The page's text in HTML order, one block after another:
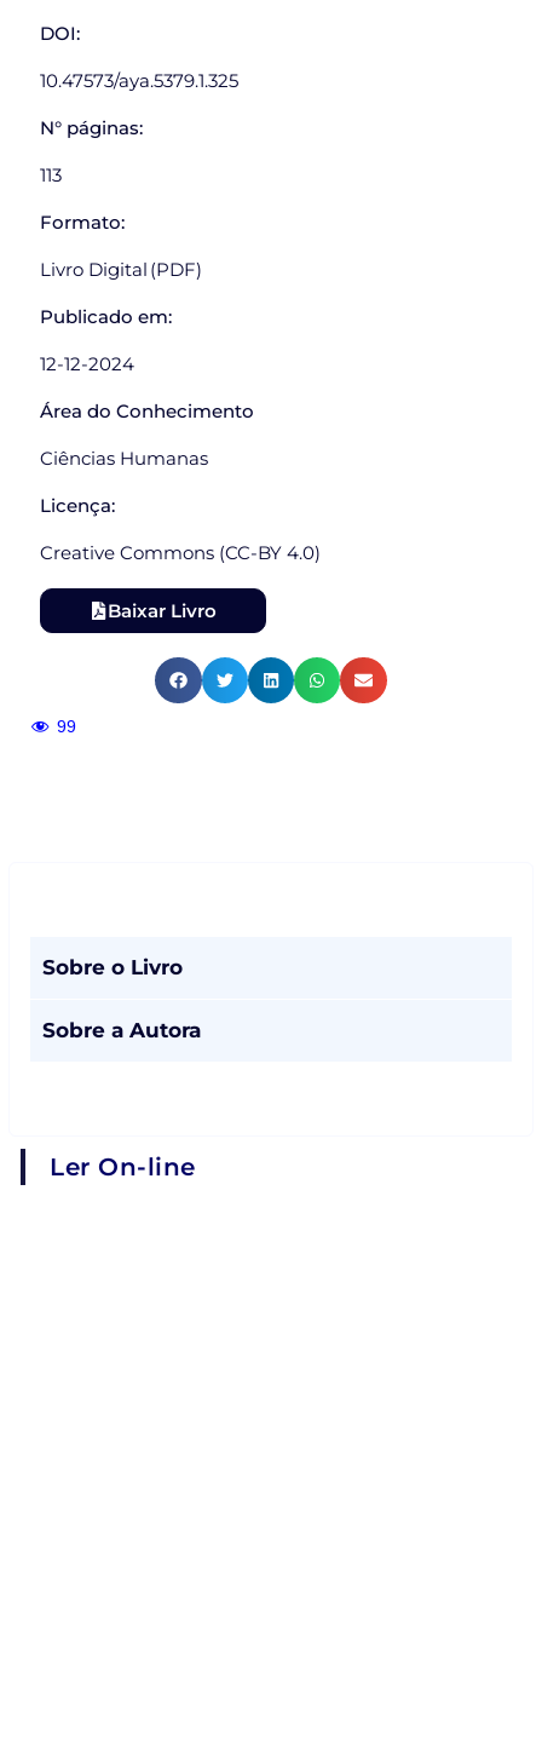
DOI:
10.47573/aya.5379.1.325
N° páginas:
113
Formato:
Livro Digital (PDF)
Publicado em:
12-12-2024
Área do Conhecimento
Ciências Humanas
Licença:
Creative Commons (CC-BY 4.0)
Baixar Livro
99
Sobre o Livro
Sobre a Autora
Ler On-line